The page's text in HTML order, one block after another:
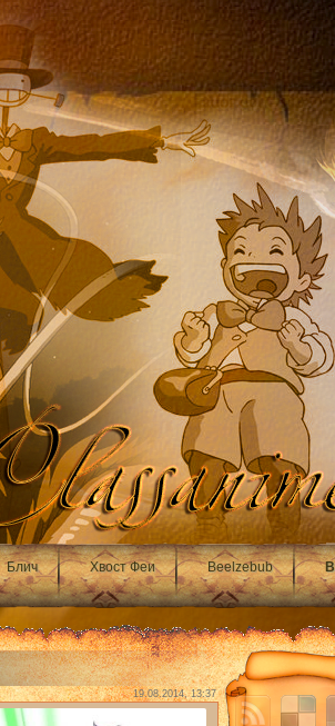
Блич Хвост Феи Beelzebub
19.08.2014, 13:37